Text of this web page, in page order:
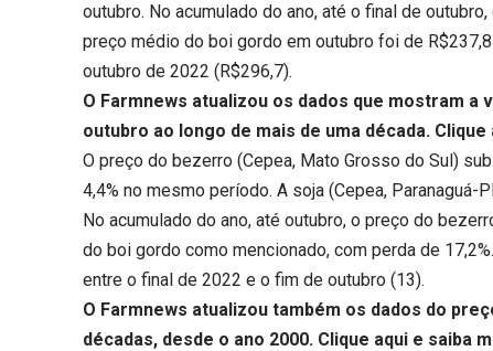
outubro. No acumulado do ano, até o final de
preço médio do boi gordo em outubro foi de
outubro de 2022 (R$296,7).
O Farmnews atualizou os dados que mostram
outubro ao longo de mais de uma década. Clique
O preço do bezerro (Cepea, Mato Grosso do Sul)
4,4% no mesmo período. A soja (Cepea, Paranaguá-
No acumulado do ano, até outubro, o preço do
do boi gordo como mencionado, com perda de
entre o final de 2022 e o fim de outubro (13).
O Farmnews atualizou também os dados do
décadas, desde o ano 2000. Clique aqui e saiba